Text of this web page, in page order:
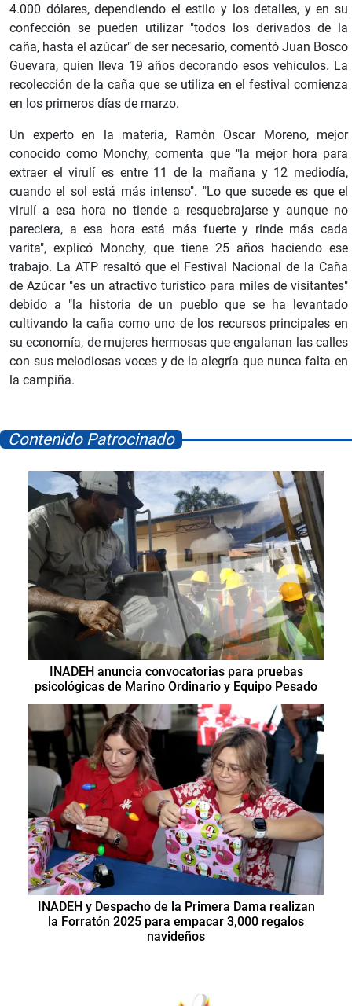
4.000 dólares, dependiendo el estilo y los detalles, y en su
confección se pueden utilizar "todos los derivados de la
caña, hasta el azúcar" de ser necesario, comentó Juan Bosco
Guevara, quien lleva 19 años decorando esos vehículos. La
recolección de la caña que se utiliza en el festival comienza
en los primeros días de marzo.
Un experto en la materia, Ramón Oscar Moreno, mejor
conocido como Monchy, comenta que "la mejor hora para
extraer el virulí es entre 11 de la mañana y 12 mediodía,
cuando el sol está más intenso". "Lo que sucede es que el
virulí a esa hora no tiende a resquebrajarse y aunque no
pareciera, a esa hora está más fuerte y rinde más cada
varita", explicó Monchy, que tiene 25 años haciendo ese
trabajo. La ATP resaltó que el Festival Nacional de la Caña
de Azúcar "es un atractivo turístico para miles de visitantes"
debido a "la historia de un pueblo que se ha levantado
cultivando la caña como uno de los recursos principales en
su economía, de mujeres hermosas que engalanan las calles
con sus melodiosas voces y de la alegría que nunca falta en
la campiña.
Contenido Patrocinado
INADEH anuncia convocatorias para pruebas
psicológicas de Marino Ordinario y Equipo Pesado
INADEH y Despacho de la Primera Dama realizan
la Forratón 2025 para empacar 3,000 regalos
navideños